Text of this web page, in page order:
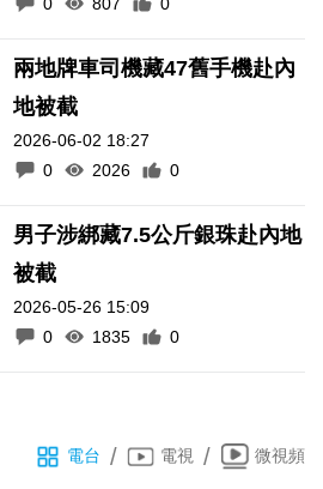
兩地牌車司機藏47舊手機赴內
地被截
2026-06-02 18:27
0
2026 0
男子涉綁藏7.5公斤銀珠赴內地
被截
2026-05-26 15:09
0
1835 0
電台 / 電視 / 微視頻